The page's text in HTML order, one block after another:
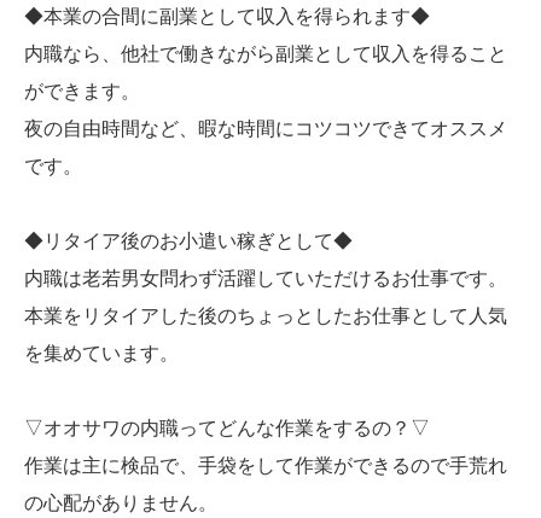
◆本業の合間に副業として収入を得られます◆
内職なら、他社で働きながら副業として収入を得ること
ができます。
夜の自由時間など、暇な時間にコツコツできてオススメ
です。
◆リタイア後のお小遣い稼ぎとして◆
内職は老若男女問わず活躍していただけるお仕事です。
本業をリタイアした後のちょっとしたお仕事として人気
を集めています。
▽オオサワの内職ってどんな作業をするの？▽
作業は主に検品で、手袋をして作業ができるので手荒れ
の心配がありません。